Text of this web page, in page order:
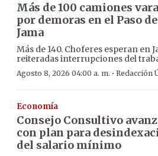
Más de 100 camiones
por demoras en el Paso de
Jama
Más de 140. Choferes esperan en
reiteradas interrupciones del
Agosto 8, 2026 04:00 a. m. · Redacción
Economía
Consejo Consultivo
con plan para
del salario mínimo